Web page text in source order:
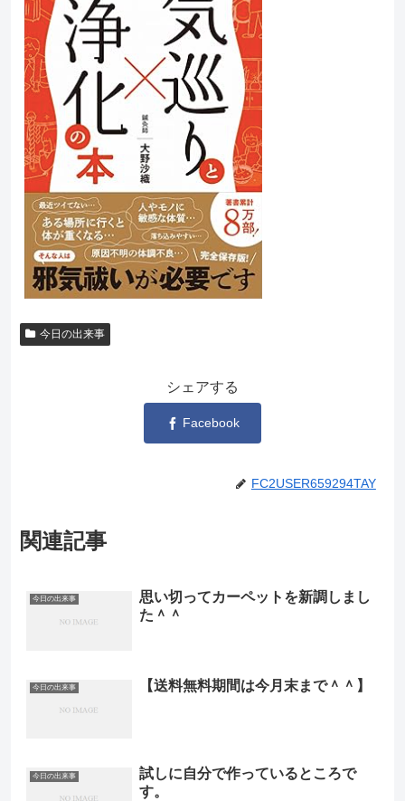
今日の出来事
シェアする
Facebook
FC2USER659294TAY
関連記事
今日の出来事
思い切ってカーペットを新調しまし
た＾＾
今日の出来事 【送料無料期間は今月末まで＾＾】
今日の出来事
試しに自分で作っているところで
す。